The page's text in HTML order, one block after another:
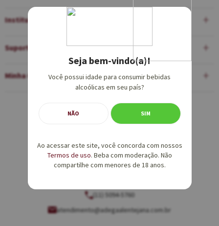
Institucional
Suporte
Minha Conta
Equipe de Vendas:
vendas@adegaalentejana.com.br
(11) 5094-5760
atendimento@adegaalentejana.com.br
Seja bem-vindo(a)!
Você possui idade para consumir bebidas
alcoólicas em seu país?
NÃO SIM
Ao acessar este site, você concorda com nossos
Termos de uso. Beba com moderação. Não
compartilhe com menores de 18 anos.